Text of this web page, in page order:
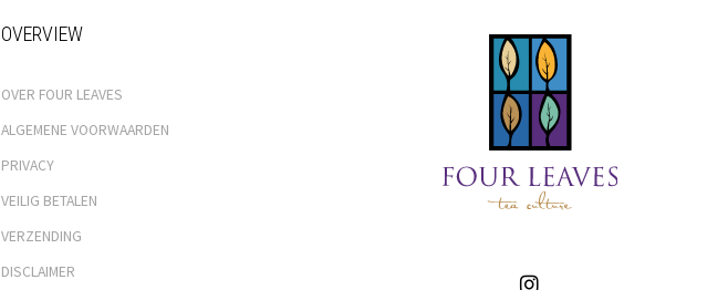
OVERVIEW
OVER FOUR LEAVES
ALGEMENE VOORWAARDEN
PRIVACY
VEILIG BETALEN
VERZENDING
DISCLAIMER